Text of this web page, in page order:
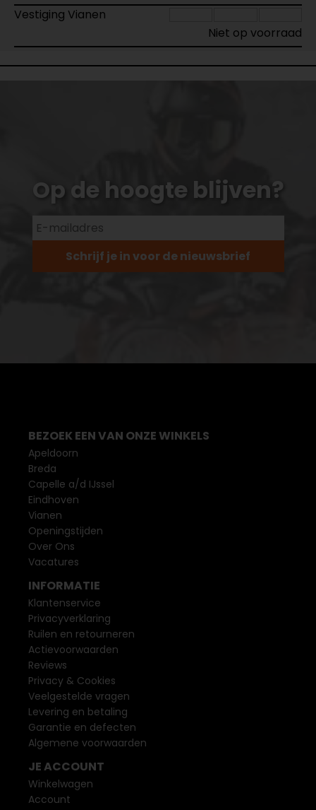
Vestiging Vianen
Niet op voorraad
Op de hoogte blijven?
Schrijf je in voor de nieuwsbrief
BEZOEK EEN VAN ONZE WINKELS
Apeldoorn
Breda
Capelle a/d IJssel
Eindhoven
Vianen
Openingstijden
Over Ons
Vacatures
INFORMATIE
Klantenservice
Privacyverklaring
Ruilen en retourneren
Actievoorwaarden
Reviews
Privacy & Cookies
Veelgestelde vragen
Levering en betaling
Garantie en defecten
Algemene voorwaarden
JE ACCOUNT
Winkelwagen
Account